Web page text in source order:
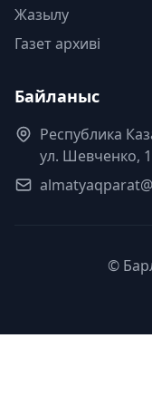
Жазылу
Газет архиві
Байланыс
Республика
ул. Шевченко,
©